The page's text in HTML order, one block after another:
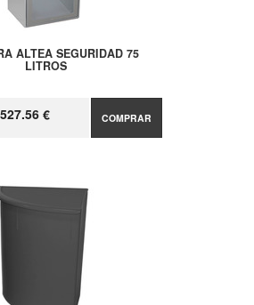
ALTEA SEGURIDAD 75
LITROS
527.56 € COMPRAR